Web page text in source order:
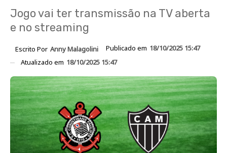
Jogo vai ter transmissão na TV aberta
e no streaming
Escrito Por Anny Malagolini Publicado em 18/10/2025 15:47
Atualizado em 18/10/2025 15:47